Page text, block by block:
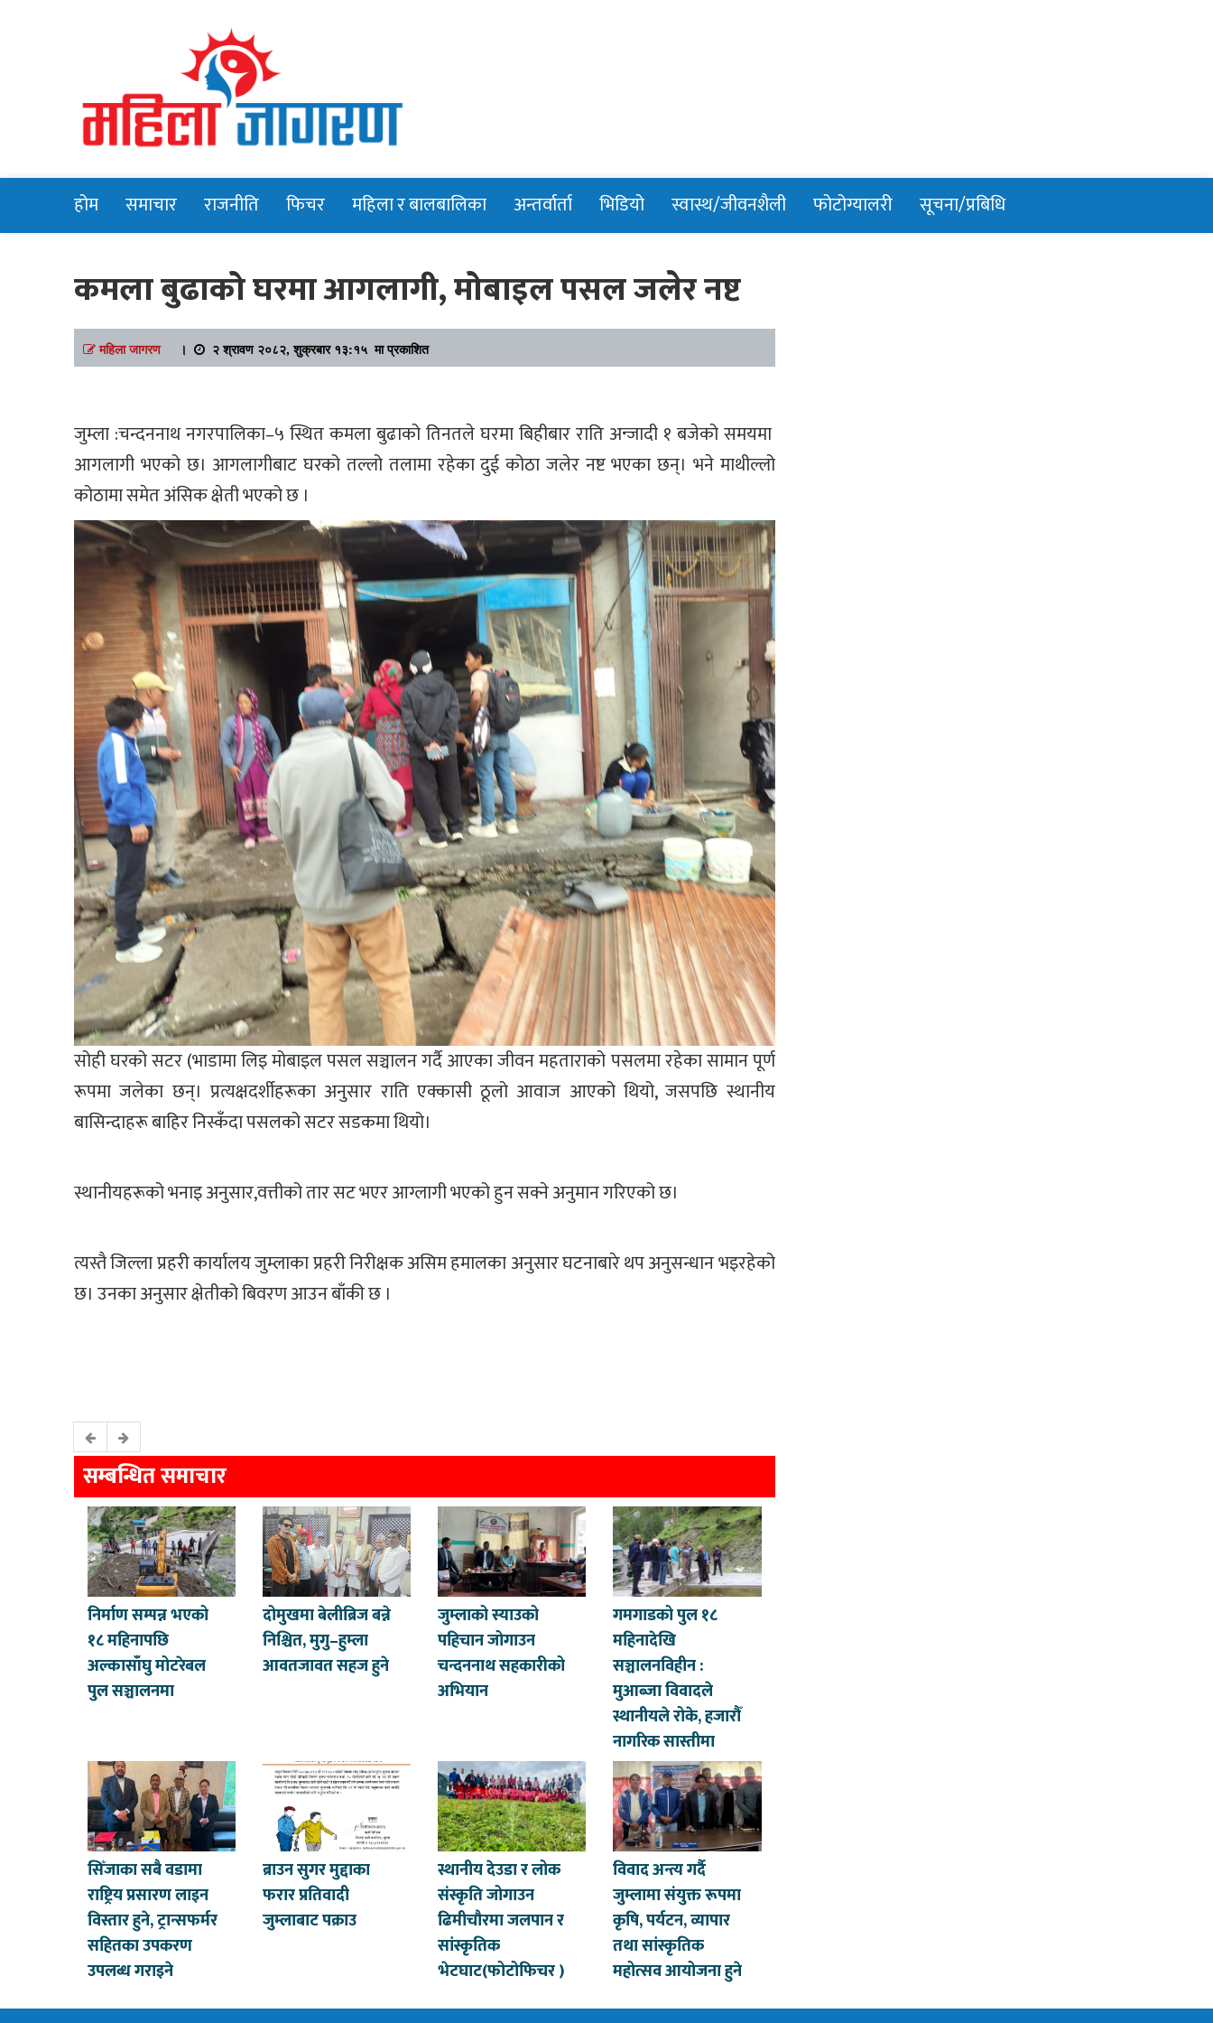
Mahilajagaran
होम समाचार राजनीति फिचर महिला र बालबालिका अन्तर्वार्ता भिडियो स्वास्थ/जीवनशैली फोटोग्यालरी सूचना/प्रबिधि
कमला बुढाको घरमा आगलागी, मोबाइल पसल जलेर नष्ट
महिला जागरण। २ श्रावण २०८२, शुक्रबार १३:१५ मा प्रकाशित
जुम्ला :चन्दननाथ नगरपालिका–५ स्थित कमला बुढाको तिनतले घरमा बिहीबार राति अन्जादी १ बजेको समयमा
आगलागी भएको छ। आगलागीबाट घरको तल्लो तलामा रहेका दुई कोठा जलेर नष्ट भएका छन्। भने माथील्लो
कोठामा समेत अंसिक क्षेती भएको छ ।
सोही घरको सटर (भाडामा लिइ मोबाइल पसल सञ्चालन गर्दै आएका जीवन महताराको पसलमा रहेका सामान पूर्ण
रूपमा जलेका छन्। प्रत्यक्षदर्शीहरूका अनुसार राति एक्कासी ठूलो आवाज आएको थियो, जसपछि स्थानीय
बासिन्दाहरू बाहिर निस्कँदा पसलको सटर सडकमा थियो।
स्थानीयहरूको भनाइ अनुसार,वत्तीको तार सट भएर आग्लागी भएको हुन सक्ने अनुमान गरिएको छ।
त्यस्तै जिल्ला प्रहरी कार्यालय जुम्लाका प्रहरी निरीक्षक असिम हमालका अनुसार घटनाबारे थप अनुसन्धान भइरहेको
छ। उनका अनुसार क्षेतीको बिवरण आउन बाँकी छ ।
सम्बन्धित समाचार
निर्माण सम्पन्न भएको
१८ महिनापछि
अल्कासाँघु मोटरेबल
पुल सञ्चालनमा
दोमुखमा बेलीब्रिज बन्ने
निश्चित, मुगु–हुम्ला
आवतजावत सहज हुने
जुम्लाको स्याउको
पहिचान जोगाउन
चन्दननाथ सहकारीको
अभियान
गमगाडको पुल १८
महिनादेखि
सञ्चालनविहीन :
मुआब्जा विवादले
स्थानीयले रोके, हजारौँ
नागरिक सास्तीमा
सिँजाका सबै वडामा
राष्ट्रिय प्रसारण लाइन
विस्तार हुने, ट्रान्सफर्मर
सहितका उपकरण
उपलब्ध गराइने
ब्राउन सुगर मुद्दाका
फरार प्रतिवादी
जुम्लाबाट पक्राउ
स्थानीय देउडा र लोक
संस्कृति जोगाउन
ढिमीचौरमा जलपान र
सांस्कृतिक
भेटघाट(फोटोफिचर )
विवाद अन्त्य गर्दै
जुम्लामा संयुक्त रूपमा
कृषि, पर्यटन, व्यापार
तथा सांस्कृतिक
महोत्सव आयोजना हुने